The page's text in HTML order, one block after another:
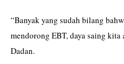
“Banyak yang sudah bilang
mendorong EBT, daya saing kita
Dadan.